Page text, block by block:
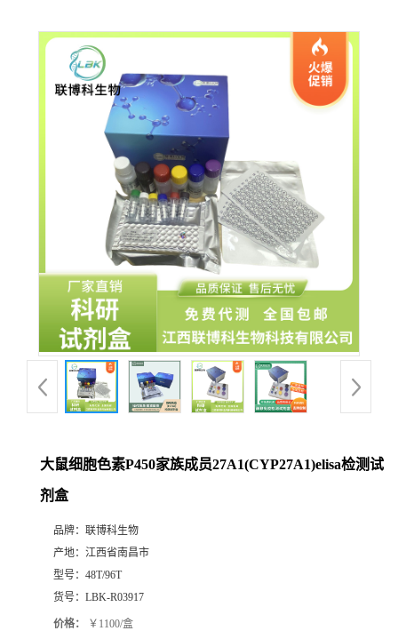
大鼠细胞色素P450家族成员27A1(CYP27A1)elisa检测试
剂盒
品牌： 联博科生物
产地： 江西省南昌市
型号： 48T/96T
货号： LBK-R03917
价格： ￥1100/盒